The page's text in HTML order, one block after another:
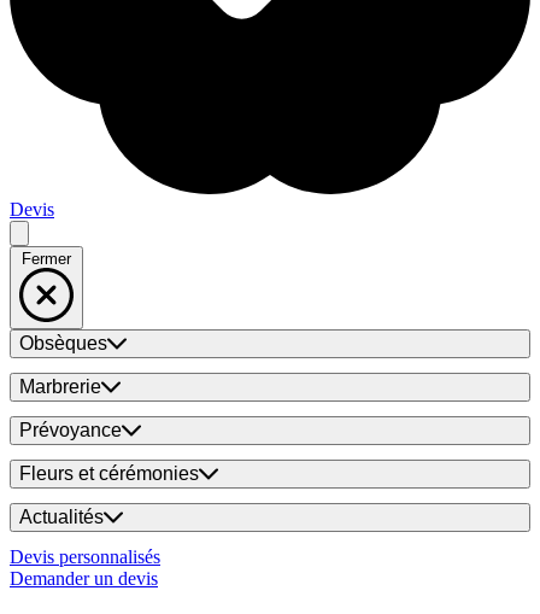
Devis
Fermer
Obsèques
Marbrerie
Prévoyance
Fleurs et cérémonies
Actualités
Devis personnalisés
Demander un devis